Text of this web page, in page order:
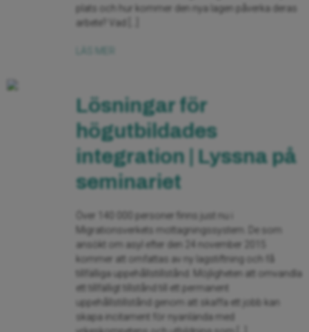
plats och hur kommer den nya lagen påverka deras
arbete? Vad […]
Lösningar för
högutbildades
integration | Lyssna på
seminariet
Över 140 000 personer finns just nu i
Migrationsverkets mottagningssystem. De som
ansökt om asyl efter den 24 november 2015
kommer att omfattas av ny lagstiftning och få
tillfälliga uppehållstillstånd. Möjligheten att omvandla
ett tillfälligt tillstånd till ett permanent
uppehållstillstånd genom att skaffa ett jobb kan
skapa incitament för nyanlända med